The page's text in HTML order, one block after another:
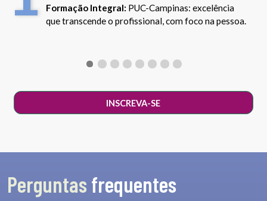
Formação Integral: PUC-Campinas: excelência
que transcende o profissional, com foco na pessoa.
INSCREVA-SE
Perguntas frequentes